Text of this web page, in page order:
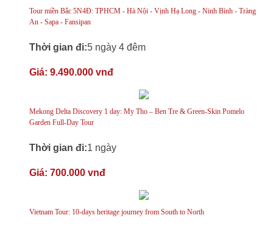
Tour miền Bắc 5N4Đ: TPHCM - Hà Nội - Vịnh Hạ Long - Ninh Bình - Tràng
An - Sapa - Fansipan
Thời gian đi:5 ngày 4 đêm
Giá: 9.490.000 vnđ
Mekong Delta Discovery 1 day: My Tho – Ben Tre & Green-Skin Pomelo
Garden Full-Day Tour
Thời gian đi:1 ngày
Giá: 700.000 vnđ
Vietnam Tour: 10-days heritage journey from South to North